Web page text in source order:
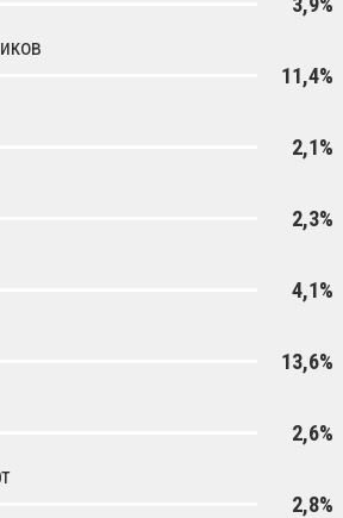
11,4%
2,1%
2,3%
4,1%
13,6%
2,6%
2,8%